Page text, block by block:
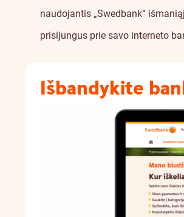
naudojantis „Swedbank“
prisijungus prie savo interneto
Išbandykite